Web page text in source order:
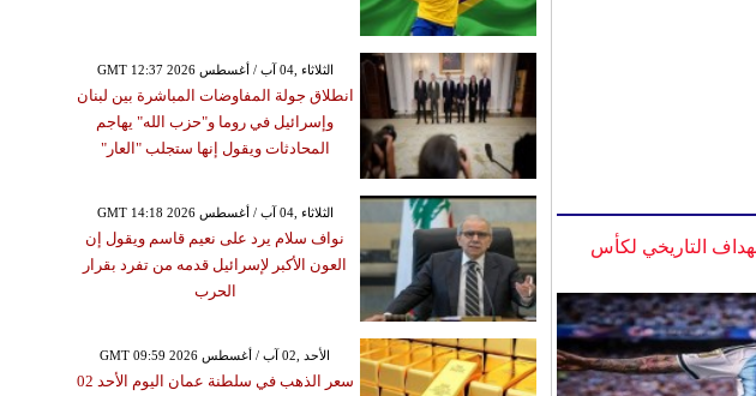
التاريخي لكأس
GMT 12:37 2026 الثلاثاء ,04 آب / أغسطس
انطلاق جولة المفاوضات المباشرة بين لبنان
وإسرائيل في روما و"حزب الله" يهاجم
المحادثات ويقول إنها ستجلب "العار"
GMT 14:18 2026 الثلاثاء ,04 آب / أغسطس
نواف سلام يرد على نعيم قاسم ويقول إن
العون الأكبر لإسرائيل قدمه من تفرد بقرار
الحرب
GMT 09:59 2026 الأحد ,02 آب / أغسطس
سعر الذهب في سلطنة عمان اليوم الأحد 02